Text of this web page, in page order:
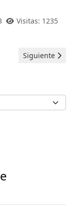
Visitas: 1235
error e6Artículo
Siguiente